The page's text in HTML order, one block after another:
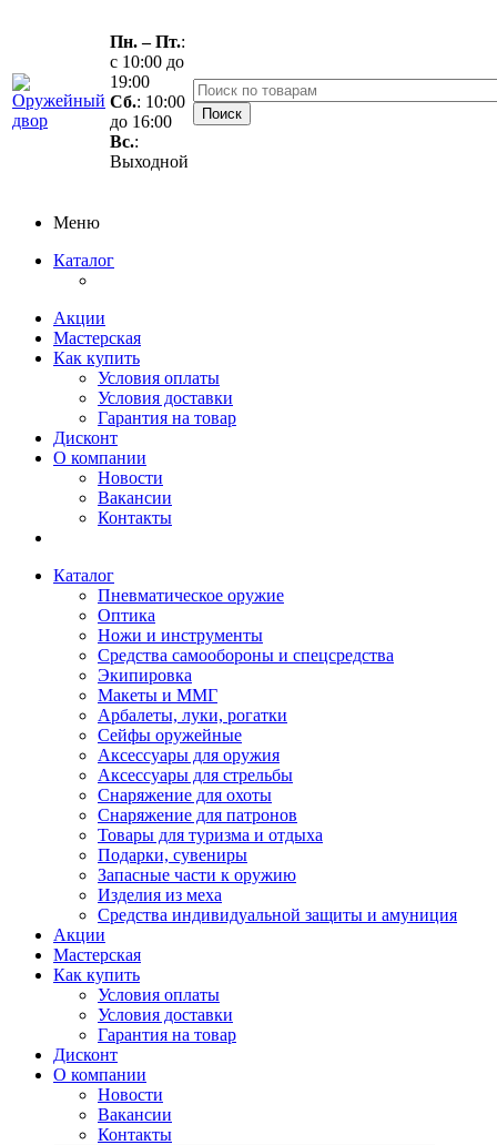
Пн. – Пт.:
с 10:00 до
19:00
Сб.: 10:00
до 16:00
Вс.:
Выходной
Меню
Каталог
Акции
Мастерская
Как купить
Условия оплаты
Условия доставки
Гарантия на товар
Дисконт
О компании
Новости
Вакансии
Контакты
Каталог
Пневматическое оружие
Оптика
Ножи и инструменты
Средства самообороны и спецсредства
Экипировка
Макеты и ММГ
Арбалеты, луки, рогатки
Сейфы оружейные
Аксессуары для оружия
Аксессуары для стрельбы
Снаряжение для охоты
Снаряжение для патронов
Товары для туризма и отдыха
Подарки, сувениры
Запасные части к оружию
Изделия из меха
Средства индивидуальной защиты и амуниция
Акции
Мастерская
Как купить
Условия оплаты
Условия доставки
Гарантия на товар
Дисконт
О компании
Новости
Вакансии
Контакты